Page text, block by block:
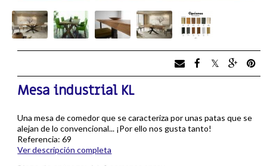
Mesa industrial KL
Una mesa de comedor que se caracteriza por unas patas que se
alejan de lo convencional... ¡Por ello nos gusta tanto!
Referencia: 69
Ver descripción completa